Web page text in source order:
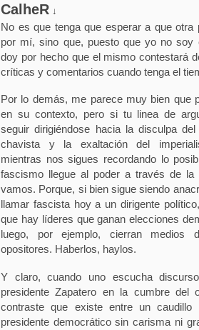
CalheR ↓
No es que tenga que esperar a que otra
por mí, sino que, puesto que yo no soy
doy por hecho que el mismo contestará
críticas y comentarios cuando tenga el
Por lo demás, me parece muy bien que
en su contexto, pero si tu linea de
seguir dirigiéndose hacia la disculpa
chavista y la exaltación del
mientras nos sigues recordando lo
fascismo llegue al poder a través de la
vamos. Porque, si bien sigue siendo
llamar fascista hoy a un dirigente
que hay líderes que ganan elecciones
luego, por ejemplo, cierran medios
opositores. Haberlos, haylos.
Y claro, cuando uno escucha
presidente Zapatero en la cumbre
contraste que existe entre un caudillo
presidente democrático sin carisma ni